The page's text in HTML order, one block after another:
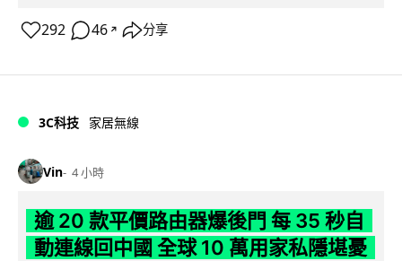
292 46 ↗ 分享
3C科技 家居無線
Vin 4 小時
逾 20 款平價路由器爆後門 每 35 秒自
動連線回中國 全球 10 萬用家私隱堪憂